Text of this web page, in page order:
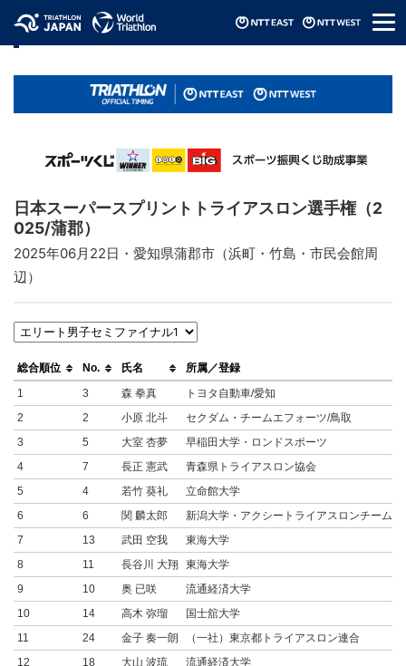
メ
ニ
ー
リザルト / Results
日本スーパースプリントトライアスロン選手権（2
025/蒲郡）
2025年06月22日・愛知県蒲郡市（浜町・竹島・市民会館周
辺）
総合順位 No. 氏名
所属／登録
1
3 森 拳真
トヨタ自動車/愛知
2
2 小原 北斗
セクダム・チームエフォーツ/鳥取
3
5 大室 杏夢
早稲田大学・ロンドスポーツ
4
7 長正 憲武
青森県トライアスロン協会
5
4 若竹 葵礼
立命館大学
6
6 関 麟太郎
新潟大学・アクシートライアスロンチーム
7
13 武田 空我
東海大学
8
11 長谷川 大翔
東海大学
9
10 奥 已咲
流通経済大学
10
14 高木 弥瑠
国士舘大学
11
24 金子 奏一朗
（一社）東京都トライアスロン連合
12
18 大山 波琉
流通経済大学